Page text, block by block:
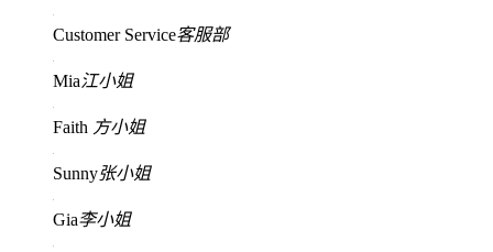
Customer Service客服部
Mia江小姐
Faith 方小姐
Sunny张小姐
Gia李小姐